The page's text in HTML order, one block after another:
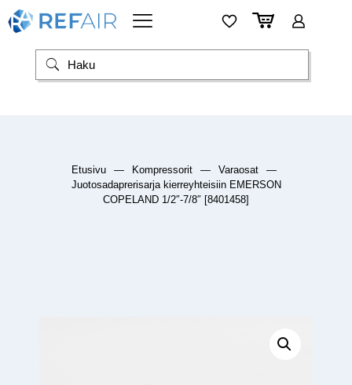
Etusivu — Kompressorit — Varaosat
—
Juotosadaprerisarja kierreyhteisiin EMERSON
COPELAND 1/2″-7/8″ [8401458]